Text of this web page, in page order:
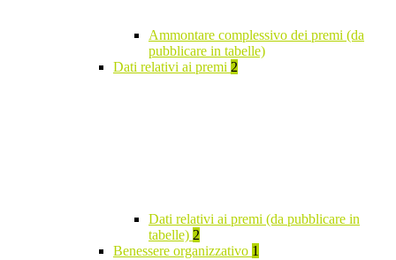
Ammontare complessivo dei premi (da
pubblicare in tabelle)
Dati relativi ai premi 2
Dati relativi ai premi (da pubblicare in
tabelle) 2
Benessere organizzativo 1